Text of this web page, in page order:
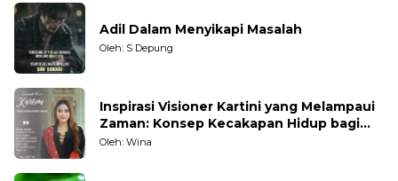
Adil Dalam Menyikapi Masalah
Oleh: S Depung
Inspirasi Visioner Kartini yang Melampaui
Zaman: Konsep Kecakapan Hidup bagi
Generasi Muda
Oleh: Wina